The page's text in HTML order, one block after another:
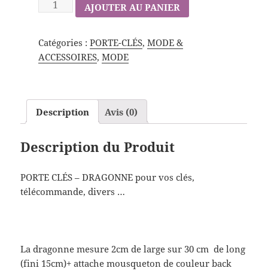
AJOUTER AU PANIER
Catégories : PORTE-CLÉS, MODE &
ACCESSOIRES, MODE
Description Avis (0)
Description du Produit
PORTE CLÉS – DRAGONNE pour vos clés,
télécommande, divers …
La dragonne mesure 2cm de large sur 30 cm de long
(fini 15cm)+ attache mousqueton de couleur back